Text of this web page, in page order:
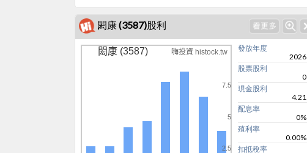
閎康 (3587)股利
閎康 (3587) 嗨投資 histock.tw
2.5
5
7.5
發放年度
2026
股票股利
0
現金股利
4.21
配息率
0%
殖利率
0.00%
扣抵稅率